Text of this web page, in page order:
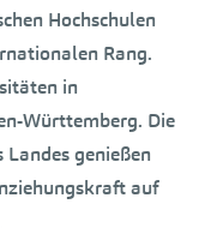
Hochschulen
Rang.
in
Württemberg. Die
genießen
auf